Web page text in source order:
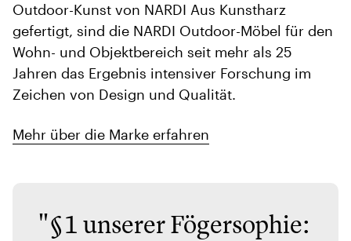
Outdoor-Kunst von NARDI Aus Kunstharz
gefertigt, sind die NARDI Outdoor-Möbel für den
Wohn- und Objektbereich seit mehr als 25
Jahren das Ergebnis intensiver Forschung im
Zeichen von Design und Qualität.
Mehr über die Marke erfahren
"§1 unserer Fögersophie: